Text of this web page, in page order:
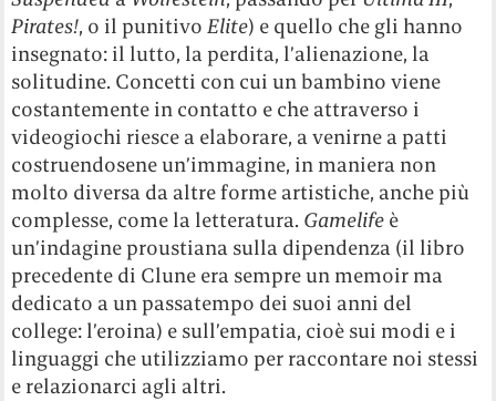
Pirates!, o il punitivoElite) e quello che gli hanno
insegnato: il lutto, la perdita, l’alienazione, la
solitudine. Concetti con cui un bambino viene
costantemente in contatto e che attraverso i
videogiochi riesce a elaborare, a venirne a patti
costruendosene un’immagine, in maniera non
molto diversa da altre forme artistiche, anche più
complesse, come la letteratura. Gamelife è
un’indagine proustiana sulla dipendenza (il libro
precedente di Clune era sempre un memoir ma
dedicato a un passatempo dei suoi anni del
college: l’eroina) e sull’empatia, cioè sui modi e i
linguaggi che utilizziamo per raccontare noi stessi
e relazionarci agli altri.